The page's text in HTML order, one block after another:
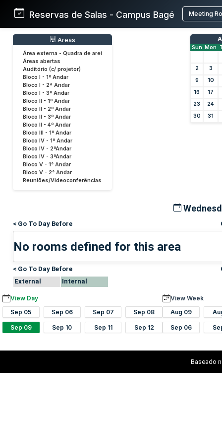
Reservas de Salas - Campus Bagé Meeting
Areas
Área externa - Quadra de arei
Áreas abertas
Auditório (c/ projetor)
Bloco I - 1º Andar
Bloco I - 2ª Andar
Bloco I - 3º Andar
Bloco II - 1º Andar
Bloco II - 2º Andar
Bloco II - 3º Andar
Bloco II - 4º Andar
Bloco III - 1º Andar
Bloco IV - 1º Andar
Bloco IV - 2ºAndar
Bloco IV - 3ºAndar
Bloco V - 1° Andar
Bloco V - 2° Andar
Reuniões/Videoconferências
Sun Mon
2
3
9
10
16
17
23
24
30
31
< Go To Day Before
No rooms defined for this area
< Go To Day Before
External
Internal
View Day
Sep 05
Sep 06 Sep 07 Sep 08
Sep 09 Sep 10 Sep 11 Sep 12
View Week
Aug 09
Sep 06
Baseado